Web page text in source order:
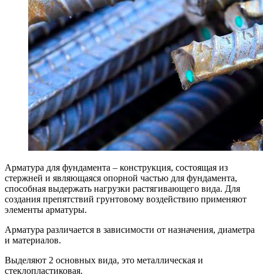
Арматура для фундамента – конструкция, состоящая из
стержней и являющаяся опорной частью для фундамента,
способная выдержать нагрузки растягивающего вида. Для
создания препятствий грунтовому воздействию применяют
элементы арматуры.
Арматура различается в зависимости от назначения, диаметра
и материалов.
Выделяют 2 основных вида, это металлическая и
стеклопластиковая.